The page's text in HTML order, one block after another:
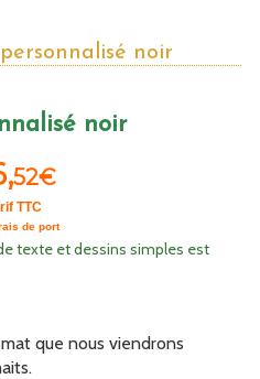
noir
noir
52€
TTC
de port
texte et dessins simples est
que nous viendrons